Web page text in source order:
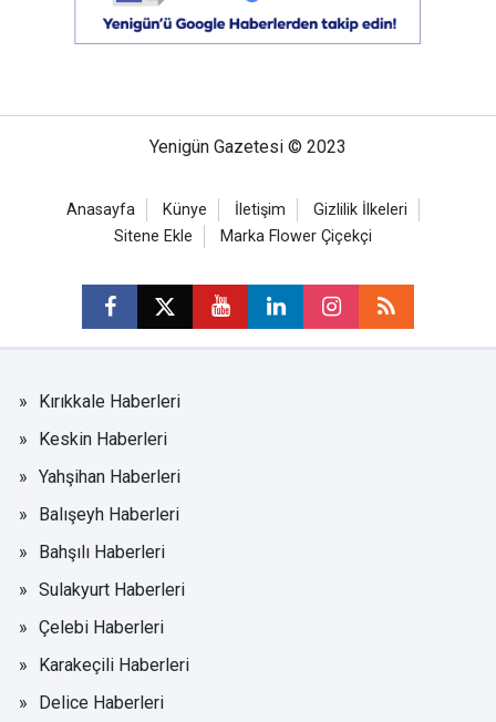
Yenigün Gazetesi © 2023
Anasayfa Künye İletişim
Gizlilik İlkeleri
Sitene Ekle
Marka Flower Çiçekçi
Kırıkkale Haberleri
Keskin Haberleri
Yahşihan Haberleri
Balışeyh Haberleri
Bahşılı Haberleri
Sulakyurt Haberleri
Çelebi Haberleri
Karakeçili Haberleri
Delice Haberleri